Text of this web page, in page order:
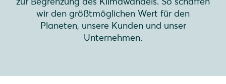
wir den größtmöglichen Wert für den
Planeten, unsere Kunden und unser
Unternehmen.